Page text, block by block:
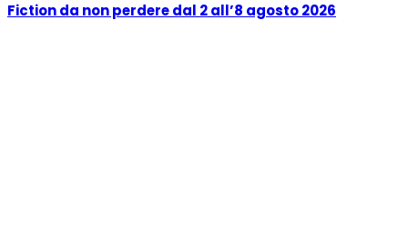
Fiction da non perdere dal 2 all’8 agosto 2026